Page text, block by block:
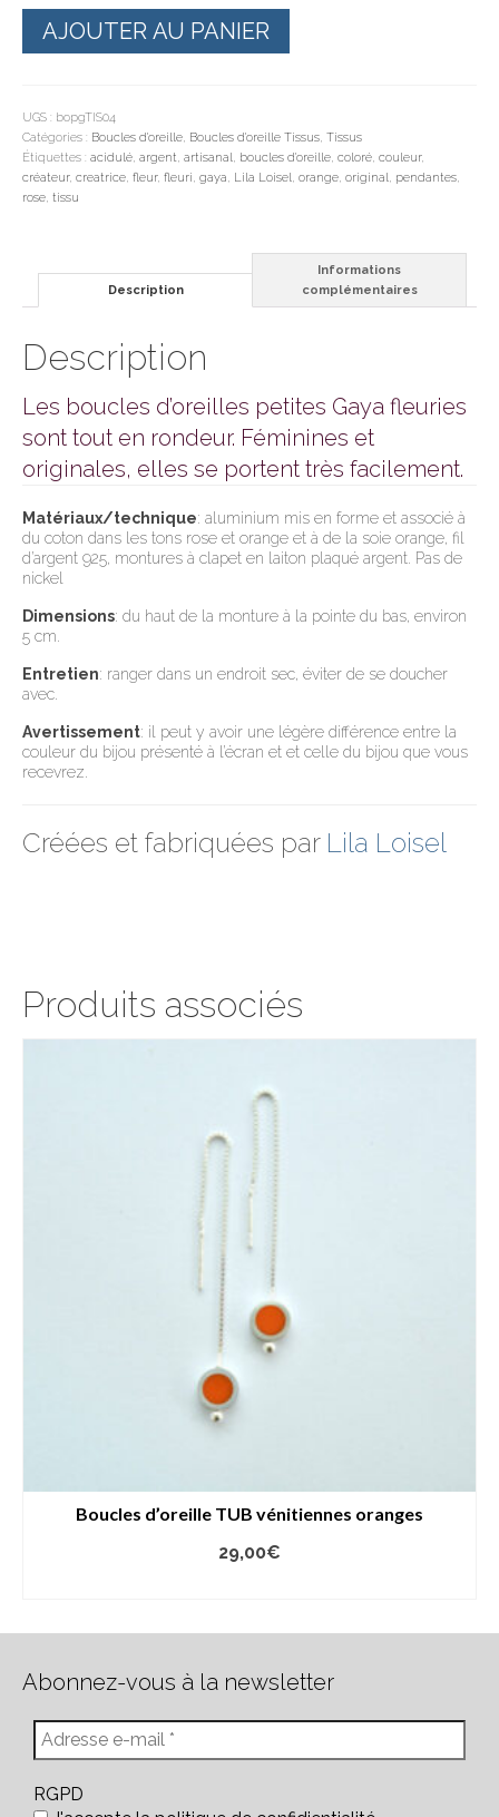
quantité
de
Boucles
Gaya
fleuries
AJOUTER AU PANIER
UGS : bopgTIS04
Catégories : Boucles d'oreille, Boucles d'oreille Tissus, Tissus
Étiquettes : acidulé, argent, artisanal, boucles d'oreille, coloré, couleur,
créateur, creatrice, fleur, fleuri, gaya, Lila Loisel, orange, original, pendantes,
rose, tissu
Description
Informations
complémentaires
Description
Les boucles d’oreilles petites Gaya fleuries
sont tout en rondeur. Féminines et
originales, elles se portent très facilement.
Matériaux/technique: aluminium mis en forme et associé à
du coton dans les tons rose et orange et à de la soie orange, fil
d’argent 925, montures à clapet en laiton plaqué argent. Pas de
nickel
Dimensions: du haut de la monture à la pointe du bas, environ
5 cm.
Entretien: ranger dans un endroit sec, éviter de se doucher
avec.
Avertissement: il peut y avoir une légère différence entre la
couleur du bijou présenté à l’écran et et celle du bijou que vous
recevrez.
Créées et fabriquées par Lila Loisel
Produits associés
Boucles d’oreille TUB vénitiennes oranges
29,00€
Abonnez-vous à la newsletter
RGPD